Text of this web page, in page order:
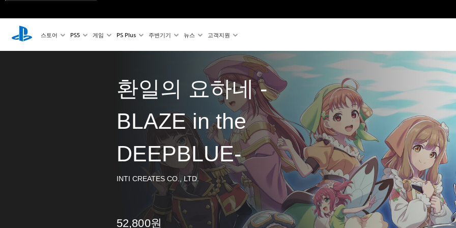
스토어 PS5 게임 PS Plus 주변기기 뉴스 고객지원
환일의 요하네 -
BLAZE in the
DEEPBLUE-
INTI CREATES CO., LTD.
52,800원